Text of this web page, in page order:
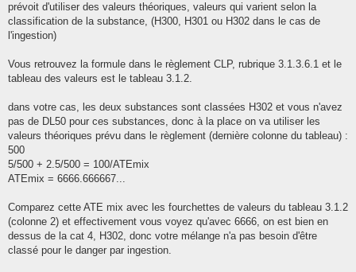
prévoit d'utiliser des valeurs théoriques, valeurs qui varient selon la
classification de la substance, (H300, H301 ou H302 dans le cas de
l'ingestion)
Vous retrouvez la formule dans le règlement CLP, rubrique 3.1.3.6.1 et le
tableau des valeurs est le tableau 3.1.2.
dans votre cas, les deux substances sont classées H302 et vous n'avez
pas de DL50 pour ces substances, donc à la place on va utiliser les
valeurs théoriques prévu dans le règlement (dernière colonne du tableau) :
500
5/500 + 2.5/500 = 100/ATEmix
ATEmix = 6666.666667...
Comparez cette ATE mix avec les fourchettes de valeurs du tableau 3.1.2
(colonne 2) et effectivement vous voyez qu'avec 6666, on est bien en
dessus de la cat 4, H302, donc votre mélange n'a pas besoin d'être
classé pour le danger par ingestion.